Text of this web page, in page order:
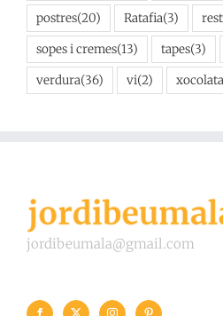
postres(20) Ratafia(3)
sopes i cremes(13) tapes(3)
verdura(36) vi(2) xocolata
jordibeumala@gmail.com